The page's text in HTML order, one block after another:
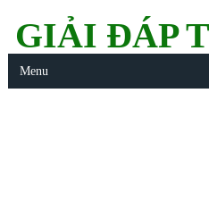
GIẢI ĐÁP
Menu